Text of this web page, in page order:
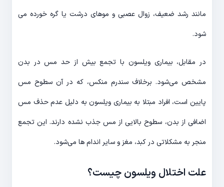
مانند رشد ضعیف، زوال عصبی و موهای درشت یا گره خورده می
شود.
در مقابل، بیماری ویلسون با تجمع بیش از حد مس در بدن
مشخص می‌شود. برخلاف سندرم منکس، که در آن سطوح مس
پایین است، افراد مبتلا به بیماری ویلسون به دلیل عدم حذف مس
اضافی از بدن، سطوح بالایی از مس جذب نشده دارند. این تجمع
منجر به مشکلاتی در کبد، مغز و سایر اندام ها می‌شود.
علت اختلال ویلسون چیست؟